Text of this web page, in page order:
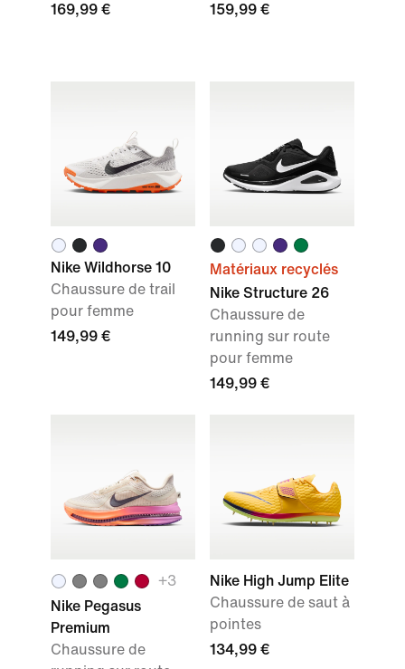
169,99 €
159,99 €
Nike Wildhorse 10
Chaussure de trail
pour femme
149,99 €
Matériaux recyclés
Nike Structure 26
Chaussure de
running sur route
pour femme
149,99 €
+3
Nike Pegasus
Premium
Chaussure de
Nike High Jump Elite
Chaussure de saut à
pointes
134,99 €